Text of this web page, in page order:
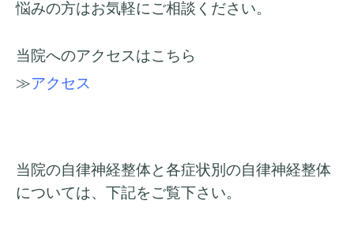
悩みの方はお気軽にご相談ください。
当院へのアクセスはこちら
≫アクセス
当院の自律神経整体と各症状別の自律神経整体
については、下記をご覧下さい。